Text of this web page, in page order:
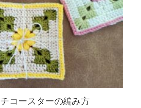
コースターの編み方